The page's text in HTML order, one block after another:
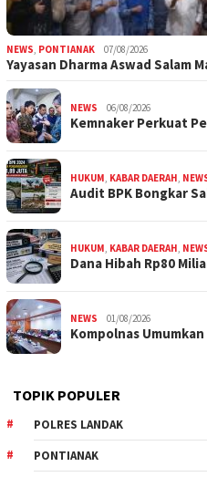
NEWS PONTIANAK 07/08/2026
Yayasan Dharma Aswad Salam
NEWS 06/08/2026
Kemnaker Perkuat
HUKUM KABAR DAERAH
Audit BPK Bongkar
HUKUM KABAR DAERAH
Dana Hibah Rp80
NEWS 01/08/2026
Kompolnas
TOPIK POPULER
POLRES LANDAK
PONTIANAK